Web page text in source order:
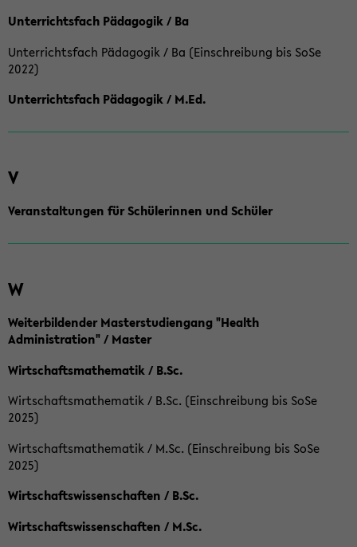
Unterrichtsfach Pädagogik / Ba
Unterrichtsfach Pädagogik / Ba (Einschreibung bis SoSe
2022)
Unterrichtsfach Pädagogik / M.Ed.
V
Veranstaltungen für Schülerinnen und Schüler
W
Weiterbildender Masterstudiengang "Health
Administration" / Master
Wirtschaftsmathematik / B.Sc.
Wirtschaftsmathematik / B.Sc. (Einschreibung bis SoSe
2025)
Wirtschaftsmathematik / M.Sc. (Einschreibung bis SoSe
2025)
Wirtschaftswissenschaften / B.Sc.
Wirtschaftswissenschaften / M.Sc.